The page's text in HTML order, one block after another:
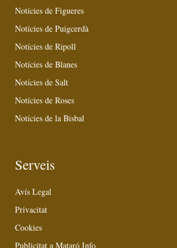
Notícies de Figueres
Notícies de Puigcerdà
Notícies de Ripoll
Notícies de Blanes
Notícies de Salt
Notícies de Roses
Notícies de la Bisbal
Serveis
Avís Legal
Privacitat
Cookies
Publicitat a Mataró Info